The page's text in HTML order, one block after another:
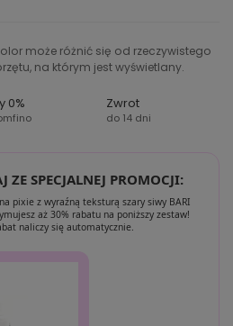
może różnić się od rzeczywistego
na którym jest wyświetlany.
0% Zwrot
do 14 dni
ZE SPECJALNEJ PROMOCJI:
pixie z wyraźną teksturą szary siwy BARI
aż 30% rabatu na poniższy zestaw!
naliczy się automatycznie.